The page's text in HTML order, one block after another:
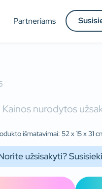
Partneriams
nurodytos
išmatavimai: 52 x 15 x 31
užsisakyti?